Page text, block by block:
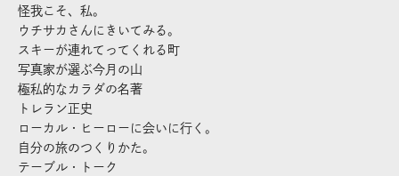
怪我こそ、私。
ウチサカさんにきいてみる。
スキーが連れてってくれる町
写真家が選ぶ今月の山
極私的なカラダの名著
トレラン正史
ローカル・ヒーローに会いに行く。
自分の旅のつくりかた。
テーブル・トーク